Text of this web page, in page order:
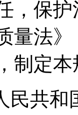
，保
量法
制定本
民共和